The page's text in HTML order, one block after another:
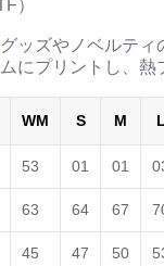
）
ッズやノベルティ
にプリントし、
WM S M L
53 01 01
63 64 67
45 47 50